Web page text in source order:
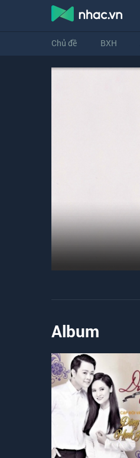
Chủ đề BXH
Album